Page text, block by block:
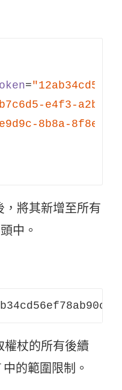
=
e4f3-a2b1-
8b8a-8f8e-
，將其新增至所有
中。
權杖的所有後續
的範圍限制。